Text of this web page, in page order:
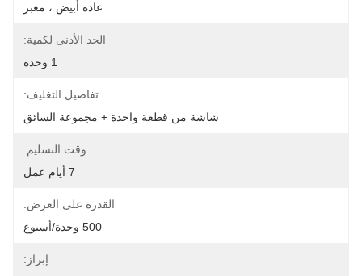
عادة أبيض ، معبر
الحد الأدنى لكمية:
1 وحدة
تفاصيل التغليف:
شاشة من قطعة واحدة + مجموعة السائق
وقت التسليم:
7 أيام عمل
القدرة على العرض:
500 وحدة/أسبوع
إبراز: